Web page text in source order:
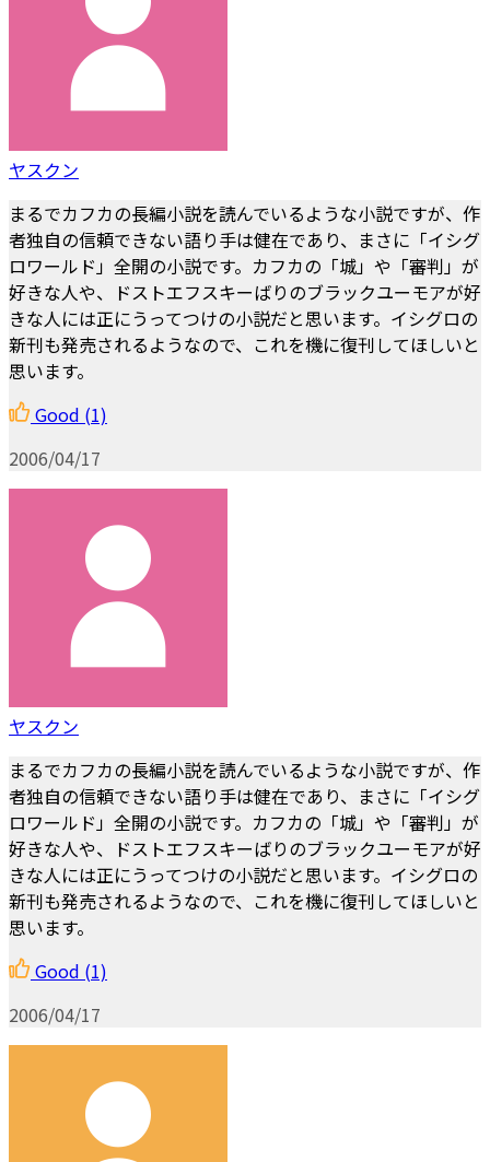
ヤスクン
まるでカフカの長編小説を読んでいるような小説ですが、作
者独自の信頼できない語り手は健在であり、まさに「イシグ
ロワールド」全開の小説です。カフカの「城」や「審判」が
好きな人や、ドストエフスキーばりのブラックユーモアが好
きな人には正にうってつけの小説だと思います。イシグロの
新刊も発売されるようなので、これを機に復刊してほしいと
思います。
Good (1)
2006/04/17
ヤスクン
まるでカフカの長編小説を読んでいるような小説ですが、作
者独自の信頼できない語り手は健在であり、まさに「イシグ
ロワールド」全開の小説です。カフカの「城」や「審判」が
好きな人や、ドストエフスキーばりのブラックユーモアが好
きな人には正にうってつけの小説だと思います。イシグロの
新刊も発売されるようなので、これを機に復刊してほしいと
思います。
Good (1)
2006/04/17